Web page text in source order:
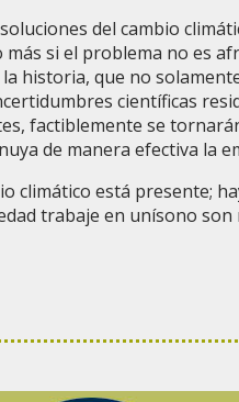
del cambio
más si el problema no es
historia, que no
científicas
factiblemente se
de manera efectiva la
climático está presente;
trabaje en unísono son